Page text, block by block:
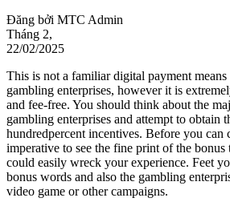
Đăng bởi MTC Admin
Tháng 2,
22/02/2025
This is not a familiar digital payment
gambling enterprises, however it is
and fee-free. You should think about the
gambling enterprises and attempt to obtain
hundredpercent incentives. Before you can
imperative to see the fine print of the
could easily wreck your experience. Feet
bonus words and also the gambling
video game or other campaigns.